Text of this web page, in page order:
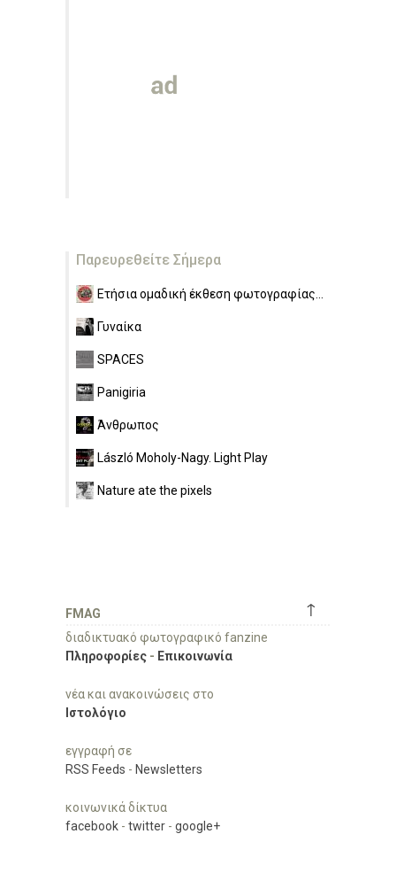
Παρευρεθείτε Σήμερα
Ετήσια ομαδική έκθεση φωτογραφίας...
Γυναίκα
SPACES
Panigiria
Άνθρωπος
László Moholy-Nagy. Light Play
Nature ate the pixels
↑
FMAG
διαδικτυακό φωτογραφικό fanzine
Πληροφορίες - Επικοινωνία
νέα και ανακοινώσεις στο
Ιστολόγιο
εγγραφή σε
RSS Feeds - Newsletters
κοινωνικά δίκτυα
facebook - twitter - google+